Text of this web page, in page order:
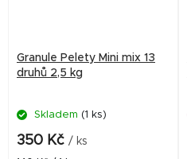
Granule Pelety Mini mix 13
druhů 2,5 kg
Skladem (1 ks)
350 Kč / ks